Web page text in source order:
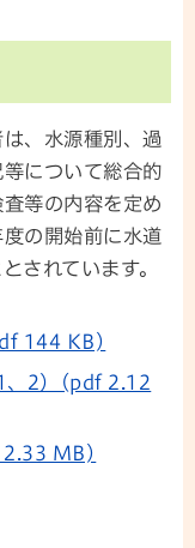
、水源種別、過
について総合的
等の内容を定め
の開始前に水道
されています。
144 KB)
、2）(pdf 2.12
2.33 MB)